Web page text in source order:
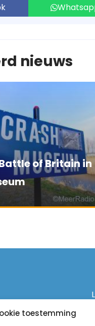
toestemming
nieuws
of Britain in